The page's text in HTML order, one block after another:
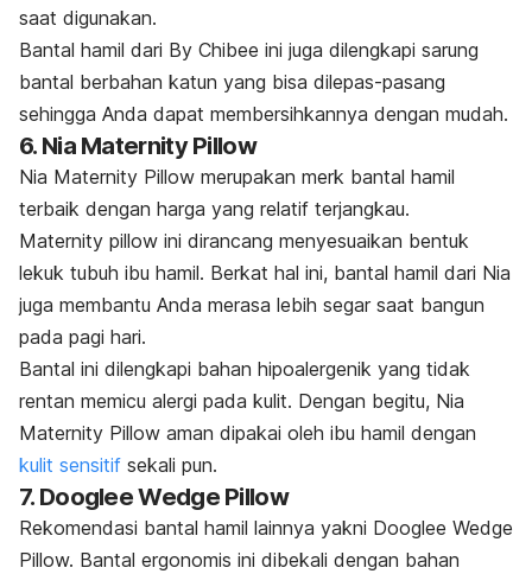
saat digunakan.
Bantal hamil dari By Chibee ini juga dilengkapi sarung
bantal berbahan katun yang bisa dilepas-pasang
sehingga Anda dapat membersihkannya dengan mudah.
6. Nia Maternity Pillow
Nia Maternity Pillow merupakan merk bantal hamil
terbaik dengan harga yang relatif terjangkau.
Maternity pillow ini dirancang menyesuaikan bentuk
lekuk tubuh ibu hamil. Berkat hal ini, bantal hamil dari Nia
juga membantu Anda merasa lebih segar saat bangun
pada pagi hari.
Bantal ini dilengkapi bahan hipoalergenik yang tidak
rentan memicu alergi pada kulit. Dengan begitu, Nia
Maternity Pillow aman dipakai oleh ibu hamil dengan
kulit sensitif sekali pun.
7. Dooglee Wedge Pillow
Rekomendasi bantal hamil lainnya yakni Dooglee Wedge
Pillow. Bantal ergonomis ini dibekali dengan bahan